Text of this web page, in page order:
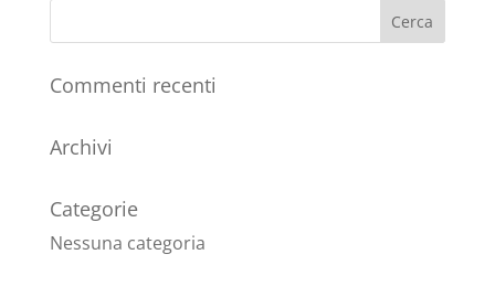
Commenti recenti
Archivi
Categorie
Nessuna categoria